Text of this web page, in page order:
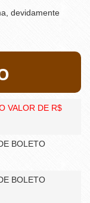
devidamente
VALOR DE R$
BOLETO
BOLETO